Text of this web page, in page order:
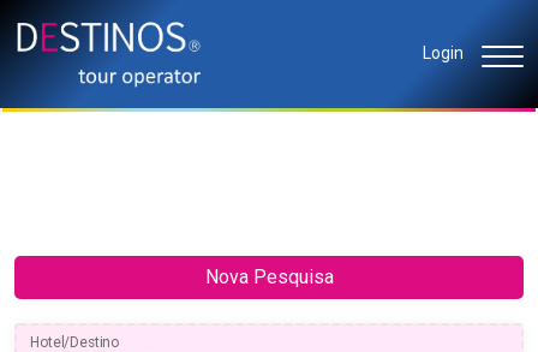
Login
Nova Pesquisa
Hotel/Destino